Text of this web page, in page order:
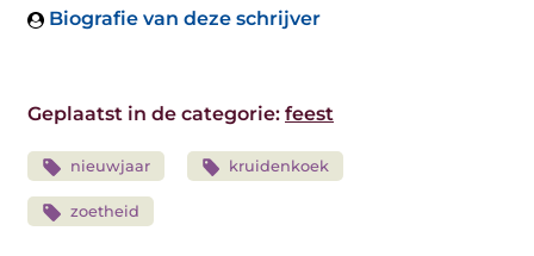
Biografie van deze schrijver
Geplaatst in de categorie: feest
nieuwjaar kruidenkoek
zoetheid